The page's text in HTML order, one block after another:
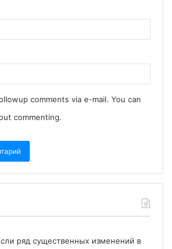
comments via e-mail. You can
commenting.
ряд существенных изменений в